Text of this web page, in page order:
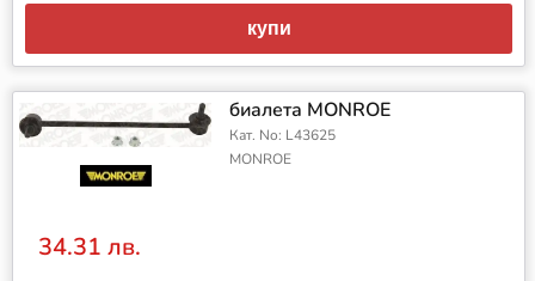
купи
биалета MONROE
Кат. No: L43625
MONROE
34.31 лв.